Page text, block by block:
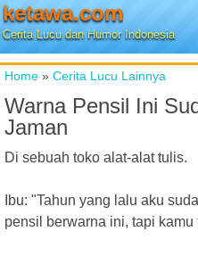
ketawa.com
Cerita Lucu dan Humor Indonesia
Home » Cerita Lucu Lainnya
Warna Pensil Ini
Jaman
Di sebuah toko alat-alat tulis.
Ibu: "Tahun yang lalu aku
pensil berwarna ini, tapi